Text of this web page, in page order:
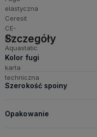
Szczegóły
Kolor fugi
Szerokość spoiny
Opakowanie